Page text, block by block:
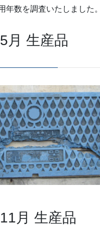
年数を調査いたしました
月 生産品
月 生産品